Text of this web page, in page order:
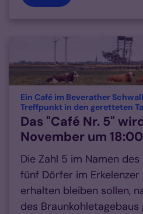
Ein Café im Beverather
Treffpunkt in den geretteten
Das "Café Nr. 5"
November um
Die Zahl 5 im Namen
fünf Dörfer im
erhalten bleiben sollen,
des